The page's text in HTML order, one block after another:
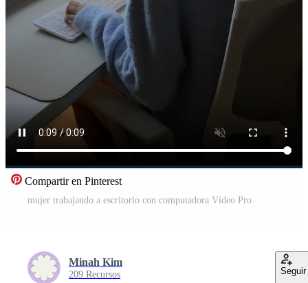
Compartir en Pinterest
mujer trabajando a escritorio con computadora Vídeo Pro
Minah Kim
209 Recursos Seguir